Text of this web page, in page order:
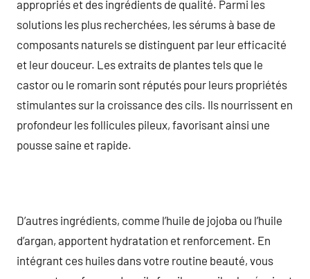
appropriés et des ingrédients de qualité. Parmi les
solutions les plus recherchées, les sérums à base de
composants naturels se distinguent par leur efficacité
et leur douceur. Les extraits de plantes tels que le
castor ou le romarin sont réputés pour leurs propriétés
stimulantes sur la croissance des cils. Ils nourrissent en
profondeur les follicules pileux, favorisant ainsi une
pousse saine et rapide.
D’autres ingrédients, comme l’huile de jojoba ou l’huile
d’argan, apportent hydratation et renforcement. En
intégrant ces huiles dans votre routine beauté, vous